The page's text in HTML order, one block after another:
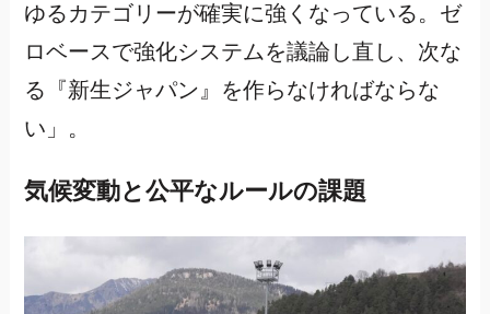
ゆるカテゴリーが確実に強くなっている。ゼ
ロベースで強化システムを議論し直し、次な
る『新生ジャパン』を作らなければならな
い」。
気候変動と公平なルールの課題